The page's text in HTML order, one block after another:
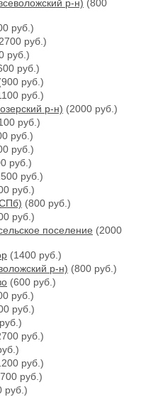
р-н) (800
руб.)
руб.)
руб.)
руб.)
руб.)
руб.)
р-н) (2000 руб.)
руб.)
руб.)
руб.)
руб.)
руб.)
руб.)
(800 руб.)
руб.)
поселение (2000
(1400 руб.)
р-н) (800 руб.)
(600 руб.)
руб.)
руб.)
руб.)
руб.)
руб.)
руб.)